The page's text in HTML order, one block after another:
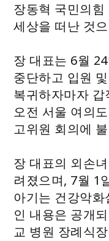
장동혁 국민의
세상을 떠난 것
장 대표는 6월
중단하고 입원
복귀하자마자
오전 서울 여의
고위원 회의에
장 대표의 외손
려졌으며, 7월 1
아기는 건강악
인 내용은 공개
교 병원 장례식